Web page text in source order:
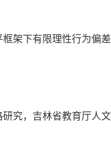
架下有限理性行为偏差
究，吉林省教育厅人文